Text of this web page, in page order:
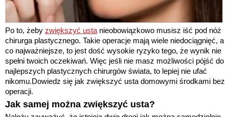
Po to, żeby zwiększyć usta nieobowiązkowo musisz iść pod nóż
chirurga plastycznego. Takie operacje mają wiele niedociągnięć, a
co najważniejsze, to jest dość wysokie ryzyko tego, że wynik nie
spełni twoich oczekiwań. Więc jeśli nie masz możliwości pójść do
najlepszych plastycznych chirurgów świata, to lepiej nie ufać
nikomu.Dowiedz się jak zwiększyć usta domowymi środkami bez
operacji.
Jak samej można zwiększyć usta?